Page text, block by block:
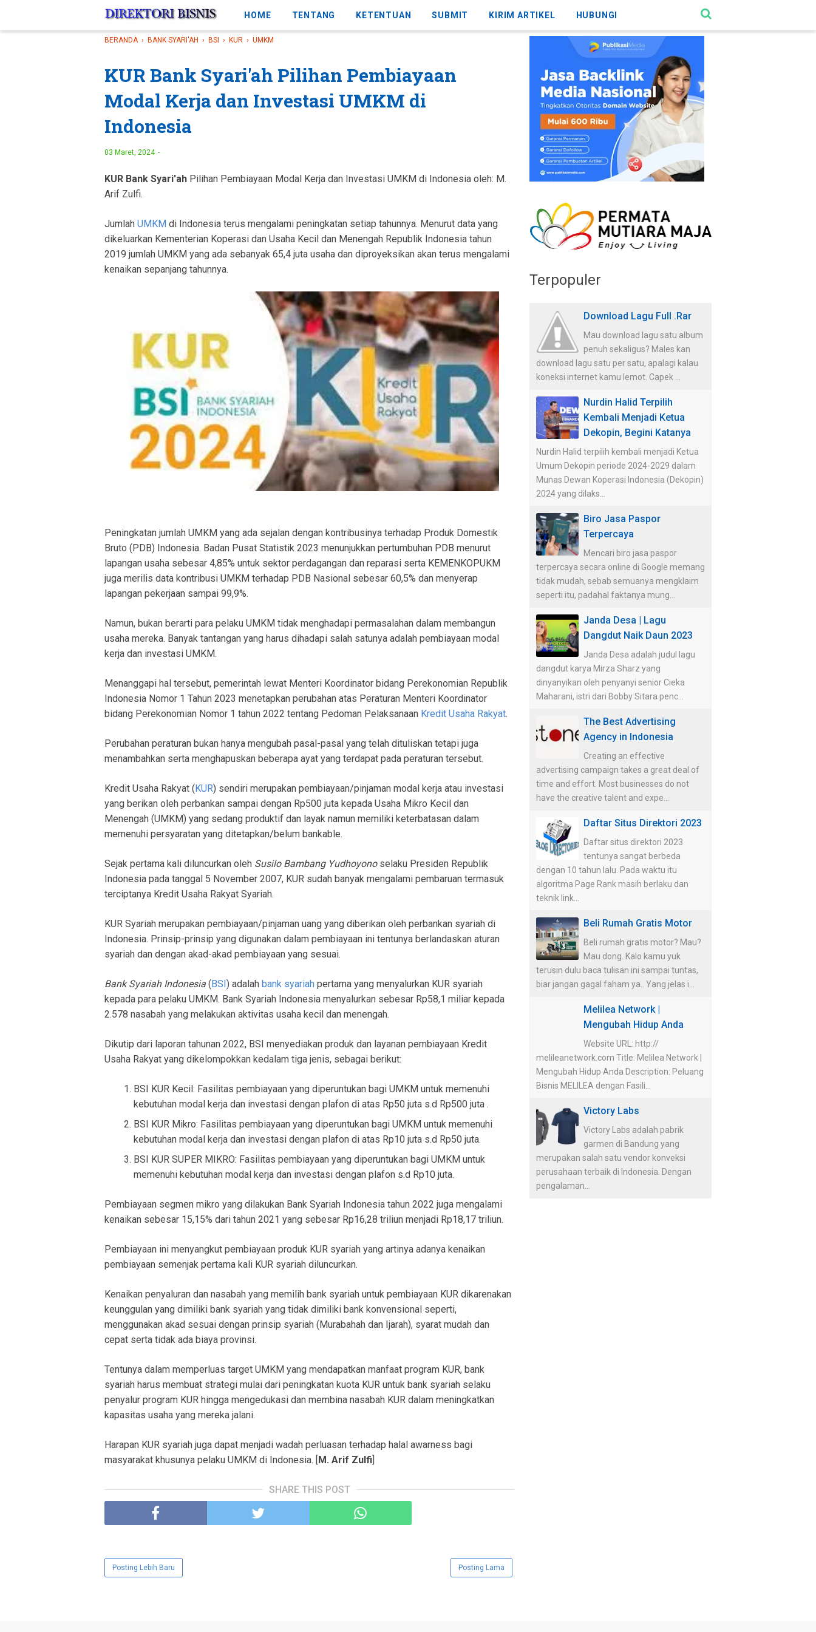
HOME TENTANG KETENTUAN SUBMIT KIRIM ARTIKEL HUBUNGI
BERANDA › BANK SYARI'AH › BSI › KUR › UMKM
KUR Bank Syari'ah Pilihan Pembiayaan
Modal Kerja dan Investasi UMKM di
Indonesia
03 Maret, 2024
KUR Bank Syari'ah Pilihan Pembiayaan Modal Kerja dan Investasi UMKM di Indonesia oleh: M.
Arif Zulfi.
Jumlah UMKM di Indonesia terus mengalami peningkatan setiap tahunnya. Menurut data yang
dikeluarkan Kementerian Koperasi dan Usaha Kecil dan Menengah Republik Indonesia tahun
2019 jumlah UMKM yang ada sebanyak 65,4 juta usaha dan diproyeksikan akan terus mengalami
kenaikan sepanjang tahunnya.
Peningkatan jumlah UMKM yang ada sejalan dengan kontribusinya terhadap Produk Domestik
Bruto (PDB) Indonesia. Badan Pusat Statistik 2023 menunjukkan pertumbuhan PDB menurut
lapangan usaha sebesar 4,85% untuk sektor perdagangan dan reparasi serta KEMENKOPUKM
juga merilis data kontribusi UMKM terhadap PDB Nasional sebesar 60,5% dan menyerap
lapangan pekerjaan sampai 99,9%.
Namun, bukan berarti para pelaku UMKM tidak menghadapi permasalahan dalam membangun
usaha mereka. Banyak tantangan yang harus dihadapi salah satunya adalah pembiayaan modal
kerja dan investasi UMKM.
Menanggapi hal tersebut, pemerintah lewat Menteri Koordinator bidang Perekonomian Republik
Indonesia Nomor 1 Tahun 2023 menetapkan perubahan atas Peraturan Menteri Koordinator
bidang Perekonomian Nomor 1 tahun 2022 tentang Pedoman Pelaksanaan Kredit Usaha Rakyat.
Perubahan peraturan bukan hanya mengubah pasal-pasal yang telah dituliskan tetapi juga
menambahkan serta menghapuskan beberapa ayat yang terdapat pada peraturan tersebut.
Kredit Usaha Rakyat ( KUR) sendiri merupakan pembiayaan/pinjaman modal kerja atau investasi
yang berikan oleh perbankan sampai dengan Rp500 juta kepada Usaha Mikro Kecil dan
Menengah (UMKM) yang sedang produktif dan layak namun memiliki keterbatasan dalam
memenuhi persyaratan yang ditetapkan/belum bankable.
Sejak pertama kali diluncurkan oleh Susilo Bambang Yudhoyonoselaku Presiden Republik
Indonesia pada tanggal 5 November 2007, KUR sudah banyak mengalami pembaruan termasuk
terciptanya Kredit Usaha Rakyat Syariah.
KUR Syariah merupakan pembiayaan/pinjaman uang yang diberikan oleh perbankan syariah di
Indonesia. Prinsip-prinsip yang digunakan dalam pembiayaan ini tentunya berlandaskan aturan
syariah dan dengan akad-akad pembiayaan yang sesuai.
Bank Syariah Indonesia ( BSI ) adalah bank syariah pertama yang menyalurkan KUR syariah
kepada para pelaku UMKM. Bank Syariah Indonesia menyalurkan sebesar Rp58,1 miliar kepada
2.578 nasabah yang melakukan aktivitas usaha kecil dan menengah.
Dikutip dari laporan tahunan 2022, BSI menyediakan produk dan layanan pembiayaan Kredit
Usaha Rakyat yang dikelompokkan kedalam tiga jenis, sebagai berikut:
BSI KUR Kecil: Fasilitas pembiayaan yang diperuntukan bagi UMKM untuk memenuhi
kebutuhan modal kerja dan investasi dengan plafon di atas Rp50 juta s.d Rp500 juta .
BSI KUR Mikro: Fasilitas pembiayaan yang diperuntukan bagi UMKM untuk memenuhi
kebutuhan modal kerja dan investasi dengan plafon di atas Rp10 juta s.d Rp50 juta.
BSI KUR SUPER MIKRO: Fasilitas pembiayaan yang diperuntukan bagi UMKM untuk
memenuhi kebutuhan modal kerja dan investasi dengan plafon s.d Rp10 juta.
Pembiayaan segmen mikro yang dilakukan Bank Syariah Indonesia tahun 2022 juga mengalami
kenaikan sebesar 15,15% dari tahun 2021 yang sebesar Rp16,28 triliun menjadi Rp18,17 triliun.
Pembiayaan ini menyangkut pembiayaan produk KUR syariah yang artinya adanya kenaikan
pembiayaan semenjak pertama kali KUR syariah diluncurkan.
Kenaikan penyaluran dan nasabah yang memilih bank syariah untuk pembiayaan KUR dikarenakan
keunggulan yang dimiliki bank syariah yang tidak dimiliki bank konvensional seperti,
menggunakan akad sesuai dengan prinsip syariah (Murabahah dan Ijarah), syarat mudah dan
cepat serta tidak ada biaya provinsi.
Tentunya dalam memperluas target UMKM yang mendapatkan manfaat program KUR, bank
syariah harus membuat strategi mulai dari peningkatan kuota KUR untuk bank syariah selaku
penyalur program KUR hingga mengedukasi dan membina nasabah KUR dalam meningkatkan
kapasitas usaha yang mereka jalani.
Harapan KUR syariah juga dapat menjadi wadah perluasan terhadap halal awarness bagi
masyarakat khusunya pelaku UMKM di Indonesia. [
M. Arif Zulfi
SHARE THIS POST
Posting Lebih Baru Posting Lama
Terpopuler
Download Lagu Full .Rar
Mau download lagu satu album
penuh sekaligus? Males kan
download lagu satu per satu, apalagi kalau
koneksi internet kamu lemot. Capek ...
Nurdin Halid Terpilih
Kembali Menjadi Ketua
Dekopin, Begini Katanya
Nurdin Halid terpilih kembali menjadi Ketua
Umum Dekopin periode 2024-2029 dalam
Munas Dewan Koperasi Indonesia (Dekopin)
2024 yang dilaks...
Biro Jasa Paspor
Terpercaya
Mencari biro jasa paspor
terpercaya secara online di Google memang
tidak mudah, sebab semuanya mengklaim
seperti itu, padahal faktanya mung...
Janda Desa | Lagu
Dangdut Naik Daun 2023
Janda Desa adalah judul lagu
dangdut karya Mirza Sharz yang
dinyanyikan oleh penyanyi senior Cieka
Maharani, istri dari Bobby Sitara penc...
The Best Advertising
Agency in Indonesia
Creating an effective
advertising campaign takes a great deal of
time and effort. Most businesses do not
have the creative talent and expe...
Daftar Situs Direktori 2023
Daftar situs direktori 2023
tentunya sangat berbeda
dengan 10 tahun lalu. Pada waktu itu
algoritma Page Rank masih berlaku dan
teknik link...
Beli Rumah Gratis Motor
Beli rumah gratis motor? Mau?
Mau dong. Kalo kamu yuk
terusin dulu baca tulisan ini sampai tuntas,
biar jangan gagal faham ya.. Yang jelas i...
Melilea Network |
Mengubah Hidup Anda
Website URL: http://
melileanetwork.com Title: Melilea Network |
Mengubah Hidup Anda Description: Peluang
Bisnis MELILEA dengan Fasili...
Victory Labs
Victory Labs adalah pabrik
garmen di Bandung yang
merupakan salah satu vendor konveksi
perusahaan terbaik di Indonesia. Dengan
pengalaman...